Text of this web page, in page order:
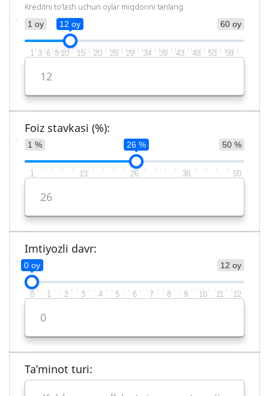
Kreditni to’lash uchun oylar miqdorini tanlang
1 oy 60 oy
12 oy
1 3 6 8 10 15 20 25 29 34 39 43 48 53 58
Foiz stavkasi (%):
1 % 50 %
26 %
1 13 26 38 50
Imtiyozli davr:
12 oy
0 oy
0 1 2 3 4 5 6 7 8 9 10 11 12
Ta’minot turi: